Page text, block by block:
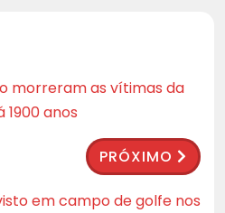
morreram as vítimas da
1900 anos
PRÓXIMO
em campo de golfe nos